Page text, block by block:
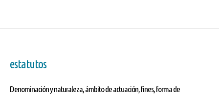
estatutos
Denominación y naturaleza, ámbito de actuación, fines, forma de